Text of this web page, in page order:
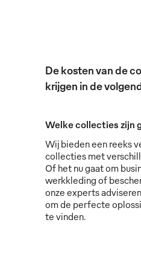
De kosten van de
krijgen in de
Welke collecties zijn
Wij bieden een reeks
collecties met
Of het nu gaat om
werkkleding of
onze experts
om de perfecte
te vinden.